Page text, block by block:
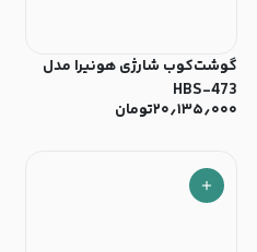
گوشت‎‌کوب شارژی هونیرا مدل
HBS-473
۲۰٫۱۳۵٫۰۰۰تومان